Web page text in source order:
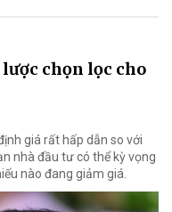
chọn lọc cho
giá rất hấp dẫn so với
nhà đầu tư có thể kỳ vọng
nào đang giảm giá.